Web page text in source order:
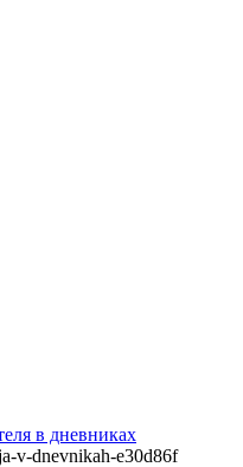
в дневниках
v-dnevnikah-e30d86f